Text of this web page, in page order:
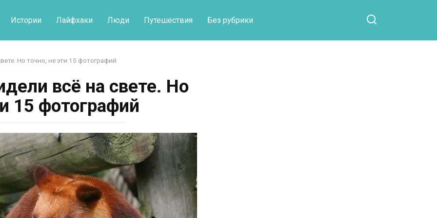
Истории Лайфхаки Люди Путешествия Без рубрики
Но точно, не эти 15 фотографий
всё на свете. Но
15 фотографий